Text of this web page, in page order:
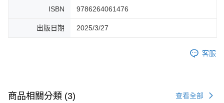
ISBN 9786264061476
出版日期 2025/3/27
客服
商品相關分類 (3) 查看全部